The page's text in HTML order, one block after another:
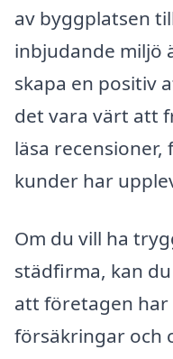
av byggplatsen
inbjudande miljö
skapa en positiv
det vara värt att
läsa
kunder har
Om du vill ha
städfirma, kan
att företagen har
försäkringar och